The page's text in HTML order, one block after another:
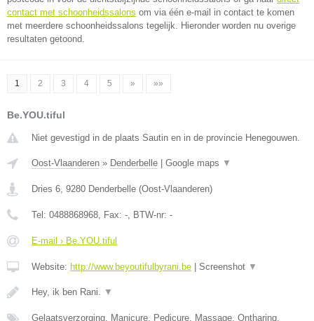
contact met schoonheidssalons om via één e-mail in contact te komen
met meerdere schoonheidssalons tegelijk. Hieronder worden nu overige
resultaten getoond.
1 2 3 4 5 » »»
Be.YOU.tiful
Niet gevestigd in de plaats Sautin en in de provincie Henegouwen.
Oost-Vlaanderen » Denderbelle Google maps ▼
Dries 6, 9280 Denderbelle (Oost-Vlaanderen)
Tel: 0488868968, Fax: -, BTW-nr: -
E-mail › Be.YOU.tiful
Website: http://www.beyoutifulbyrani.be Screenshot ▼
Hey, ik ben Rani. ▼
Gelaatsverzorging, Manicure, Pedicure, Massage, Ontharing,